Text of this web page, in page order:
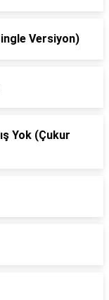
Versiyon)
Yok (Çukur